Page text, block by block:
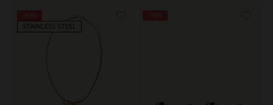
STAINLESS STEEL